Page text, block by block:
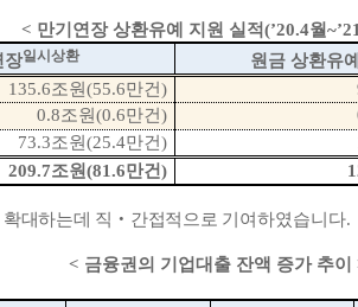
< 만기연장 상환유예 지원 실적(’20.4월
장일시상환 원금 상환유예
135.6조원(55.6만건)
0.8조원(0.6만건)
73.3조원(25.4만건)
209.7조원(81.6만건)
대하는데 직 ‧ 간접적으로 기여하였습니다.
< 금융권의 기업대출 잔액 증가 추이